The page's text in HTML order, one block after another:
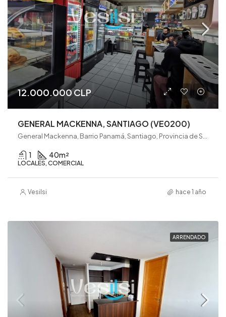
12.000.000 CLP
GENERAL MACKENNA, SANTIAGO (VE0200)
1 40m²
LOCALES, COMERCIAL
Vesilsi hace 1 año
ARRENDADO